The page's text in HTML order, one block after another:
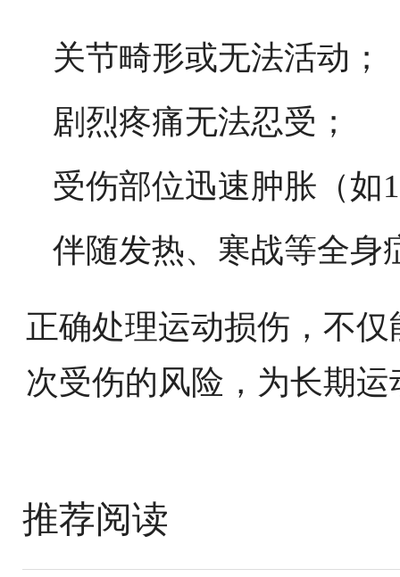
关节畸形或无法活动；
剧烈疼痛无法忍受；
受伤部位迅速肿胀（如
伴随发热、寒战等全身
正确处理运动损伤，不
次受伤的风险，为长期
推荐阅读